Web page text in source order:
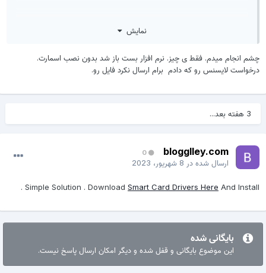
نمایش
انجام میدم. فقط ی چیز. نرم افزار بست باز شد بدون نصب اسمارت.
لایسنس رو که دادم برام ارسال نکرد فایل رو.
blogglley.com
ارسال شده در8 شهریور، 2023
Simple Solution . DownloadSmart Card Drivers HereAnd Install
بایگانی شده
این موضوع بایگانی و قفل شده و دیگر امکان ارسال پاسخ نیست.